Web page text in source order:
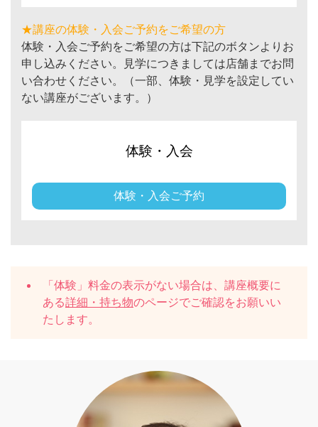
★講座の体験・入会ご予約をご希望の方
体験・入会ご予約をご希望の方は下記のボタンよりお
申し込みください。見学につきましては店舗までお問
い合わせください。（一部、体験・見学を設定してい
ない講座がございます。）
体験・入会
体験・入会ご予約
「体験」料金の表示がない場合は、講座概要に
ある詳細・持ち物のページでご確認をお願いい
たします。